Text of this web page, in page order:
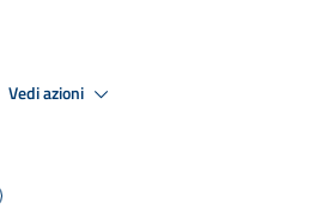
Vedi azioni